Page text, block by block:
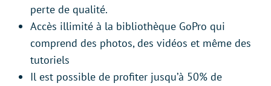
perte de qualité.
Accès illimité à la bibliothèque GoPro qui
comprend des photos, des vidéos et même des
tutoriels
Il est possible de profiter jusqu’à 50% de